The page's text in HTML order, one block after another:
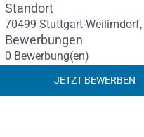
Standort
70499 Stuttgart-Weilimdorf,
Bewerbungen
0 Bewerbung(en)
JETZT BEWERBEN